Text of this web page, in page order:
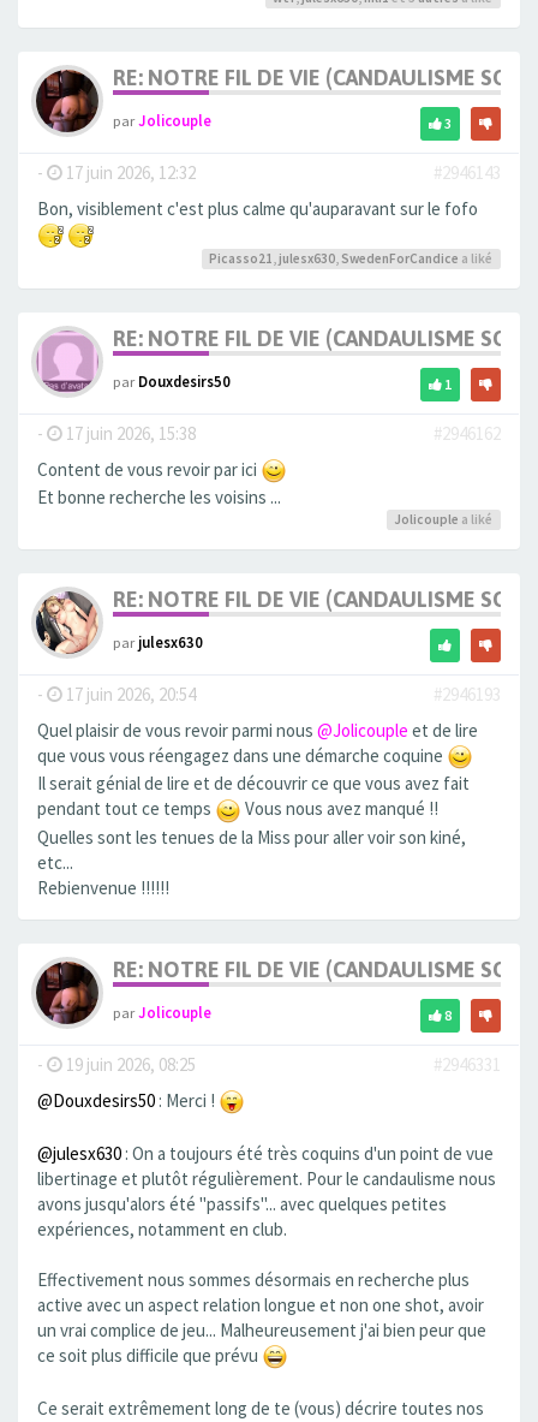
RE: NOTRE FIL DE VIE (CANDAULISME
parJolicouple 3
- 17 juin 2026, 12:32
#2946143
Bon, visiblement c'est plus calme qu'auparavant sur le fofo
Picasso21 julesx630 SwedenForCandice a liké
RE: NOTRE FIL DE VIE (CANDAULISME
parDouxdesirs50 1
- 17 juin 2026, 15:38
#2946162
Content de vous revoir par ici
Et bonne recherche les voisins ...
Jolicouple a liké
RE: NOTRE FIL DE VIE (CANDAULISME
parjulesx630
- 17 juin 2026, 20:54
#2946193
Quel plaisir de vous revoir parmi nous @Jolicouple et de lire
que vous vous réengagez dans une démarche coquine
Il serait génial de lire et de découvrir ce que vous avez fait
pendant tout ce temps
Vous nous avez manqué !!
Quelles sont les tenues de la Miss pour aller voir son kiné,
etc...
Rebienvenue !!!!!!
RE: NOTRE FIL DE VIE (CANDAULISME
parJolicouple 8
- 19 juin 2026, 08:25
#2946331
@Douxdesirs50 : Merci !
@julesx630 : On a toujours été très coquins d'un point de vue
libertinage et plutôt régulièrement. Pour le candaulisme nous
avons jusqu'alors été "passifs"... avec quelques petites
expériences, notamment en club.
Effectivement nous sommes désormais en recherche plus
active avec un aspect relation longue et non one shot, avoir
un vrai complice de jeu... Malheureusement j'ai bien peur que
ce soit plus difficile que prévu
Ce serait extrêmement long de te (vous) décrire toutes nos